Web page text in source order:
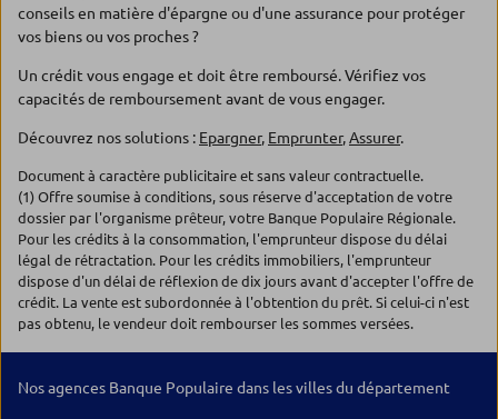
conseils en matière d'épargne ou d'une assurance pour protéger
vos biens ou vos proches ?
Un crédit vous engage et doit être remboursé. Vérifiez vos
capacités de remboursement avant de vous engager.
Découvrez nos solutions : Epargner, Emprunter,Assurer.
Document à caractère publicitaire et sans valeur contractuelle.
(1) Offre soumise à conditions, sous réserve d'acceptation de votre
dossier par l'organisme prêteur, votre Banque Populaire Régionale.
Pour les crédits à la consommation, l'emprunteur dispose du délai
légal de rétractation. Pour les crédits immobiliers, l'emprunteur
dispose d'un délai de réflexion de dix jours avant d'accepter l'offre de
crédit. La vente est subordonnée à l'obtention du prêt. Si celui-ci n'est
pas obtenu, le vendeur doit rembourser les sommes versées.
Nos agences Banque Populaire dans les villes du département